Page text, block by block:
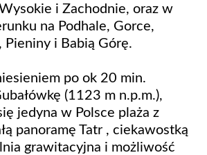
i Zachodnie, oraz w
na Podhale, Gorce,
Pieniny i Babią Górę.
po ok 20 min.
(1123 m n.p.m.),
jedyna w Polsce plaża z
panoramę Tatr , ciekawostką
grawitacyjna i możliwość